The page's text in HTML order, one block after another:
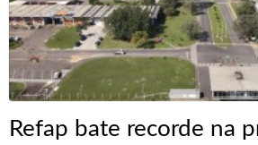
Refap bate recorde na